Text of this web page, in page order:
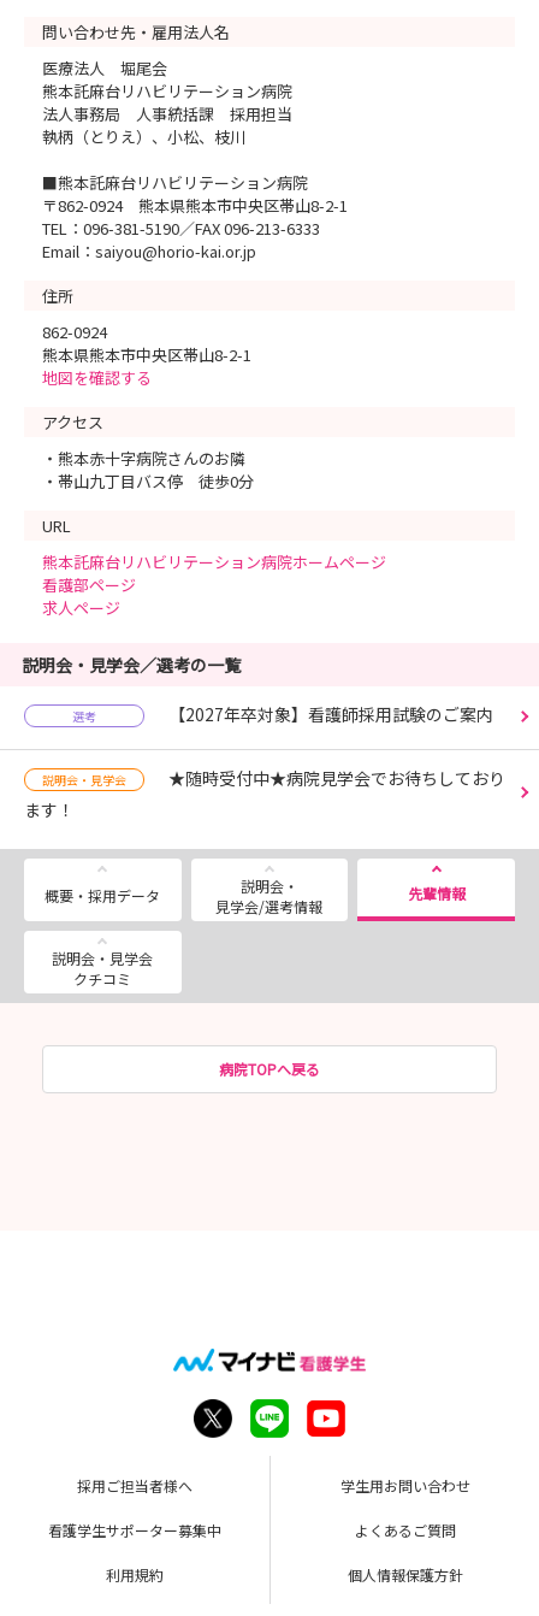
問い合わせ先・雇用法人名
医療法人 堀尾会
熊本託麻台リハビリテーション病院
法人事務局 人事統括課 採用担当
執柄（とりえ）、小松、枝川
■熊本託麻台リハビリテーション病院
〒862-0924 熊本県熊本市中央区帯山8-2-1
TEL：096-381-5190／FAX 096-213-6333
Email：saiyou@horio-kai.or.jp
住所
862-0924
熊本県熊本市中央区帯山8-2-1
地図を確認する
アクセス
・熊本赤十字病院さんのお隣
・帯山九丁目バス停 徒歩0分
URL
熊本託麻台リハビリテーション病院ホームページ
看護部ページ
求人ページ
説明会・見学会／選考の一覧
選考 【2027年卒対象】看護師採用試験のご案内
説明会・見学会
★随時受付中★病院見学会でお待ちしており
ます！
概要・採用データ
説明会・
見学会/選考情報
先輩情報
説明会・見学会
クチコミ
病院TOPへ戻る
採用ご担当者様へ 学生用お問い合わせ
看護学生サポーター募集中 よくあるご質問
利用規約 個人情報保護方針